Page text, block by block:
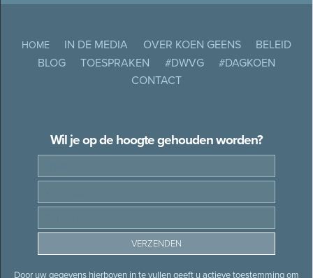
HOME IN DE MEDIA OVER KOEN GEENS
BELEID
BLOG
TOESPRAKEN #DWVG
#DAGKOEN
CONTACT
Wil je op de hoogte gehouden worden?
Door uw gegevens hierboven in te vullen geeft u actieve toestemming om